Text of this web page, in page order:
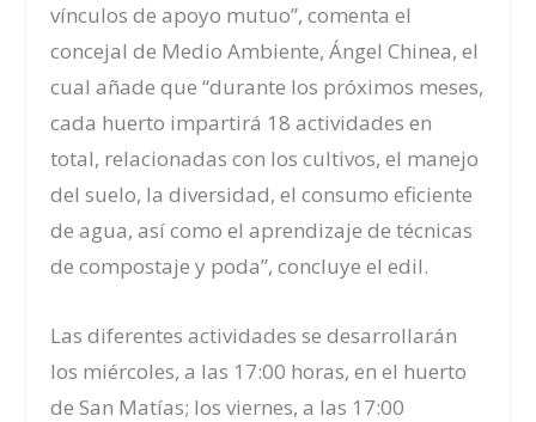
vínculos de apoyo mutuo”, comenta el
concejal de Medio Ambiente, Ángel Chinea, el
cual añade que “durante los próximos meses,
cada huerto impartirá 18 actividades en
total, relacionadas con los cultivos, el manejo
del suelo, la diversidad, el consumo eficiente
de agua, así como el aprendizaje de técnicas
de compostaje y poda”, concluye el edil.
Las diferentes actividades se desarrollarán
los miércoles, a las 17:00 horas, en el huerto
de San Matías; los viernes, a las 17:00